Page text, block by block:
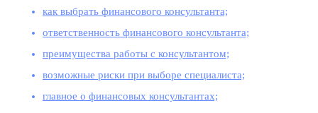
как выбрать финансового консультанта;
ответственность финансового консультанта;
преимущества работы с консультантом;
возможные риски при выборе специалиста;
главное о финансовых консультантах;